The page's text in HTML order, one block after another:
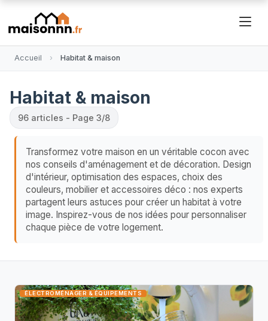
Accueil Habitat & maison
Habitat & maison
96articles - Page 3/8
Transformez votre maison en un véritable cocon avec
nos conseils d'aménagement et de décoration. Design
d'intérieur, optimisation des espaces, choix des
couleurs, mobilier et accessoires déco : nos experts
partagent leurs astuces pour créer un habitat à votre
image. Inspirez-vous de nos idées pour personnaliser
chaque pièce de votre logement.
ÉLECTROMÉNAGER & ÉQUIPEMENTS